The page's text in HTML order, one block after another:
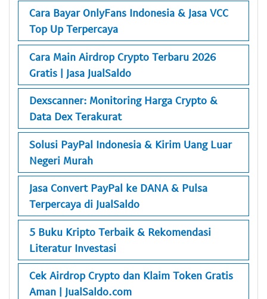
Cara Bayar OnlyFans Indonesia & Jasa VCC
Top Up Terpercaya
Cara Main Airdrop Crypto Terbaru 2026
Gratis | Jasa JualSaldo
Dexscanner: Monitoring Harga Crypto &
Data Dex Terakurat
Solusi PayPal Indonesia & Kirim Uang Luar
Negeri Murah
Jasa Convert PayPal ke DANA & Pulsa
Terpercaya di JualSaldo
5 Buku Kripto Terbaik & Rekomendasi
Literatur Investasi
Cek Airdrop Crypto dan Klaim Token Gratis
Aman | JualSaldo.com